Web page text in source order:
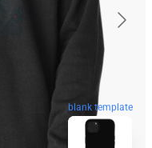
blank template